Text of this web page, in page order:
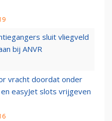
sluit vliegveld
bij ANVR
vracht doordat onder
easyJet slots vrijgeven